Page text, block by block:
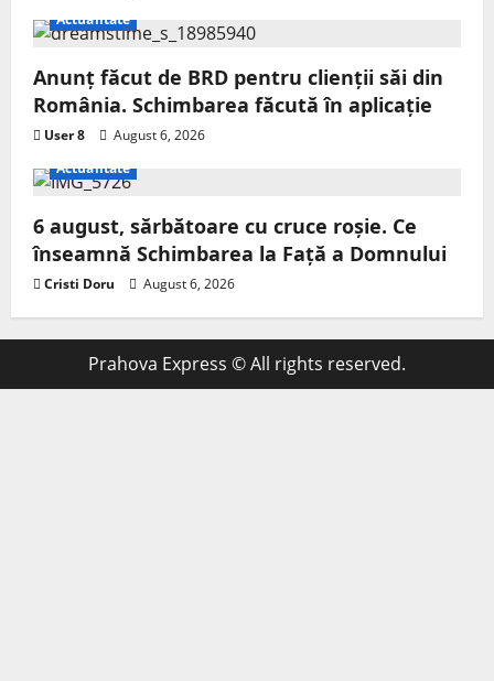
Actualitate
Anunț făcut de BRD pentru clienții săi din
România. Schimbarea făcută în aplicație
User 8
August 6, 2026
Actualitate
6 august, sărbătoare cu cruce roșie. Ce
înseamnă Schimbarea la Față a Domnului
Cristi Doru August 6, 2026
Prahova Express © All rights reserved.